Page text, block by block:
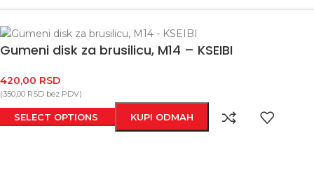
Gumeni disk za brusilicu, M14 – KSEIBI
420,00 RSD
(350,00 RSD bez PDV)
SELECT OPTIONS KUPI ODMAH